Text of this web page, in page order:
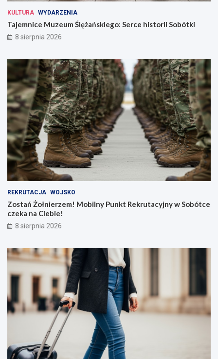
KULTURA WYDARZENIA
Tajemnice Muzeum Ślężańskiego: Serce historii Sobótki
8 sierpnia 2026
REKRUTACJA WOJSKO
Zostań Żołnierzem! Mobilny Punkt Rekrutacyjny w Sobótce
czeka na Ciebie!
8 sierpnia 2026